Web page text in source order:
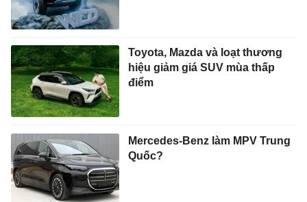
Toyota, Mazda và loạt thương
hiệu giảm giá SUV mùa thấp
điểm
Mercedes-Benz làm MPV Trung
Quốc?